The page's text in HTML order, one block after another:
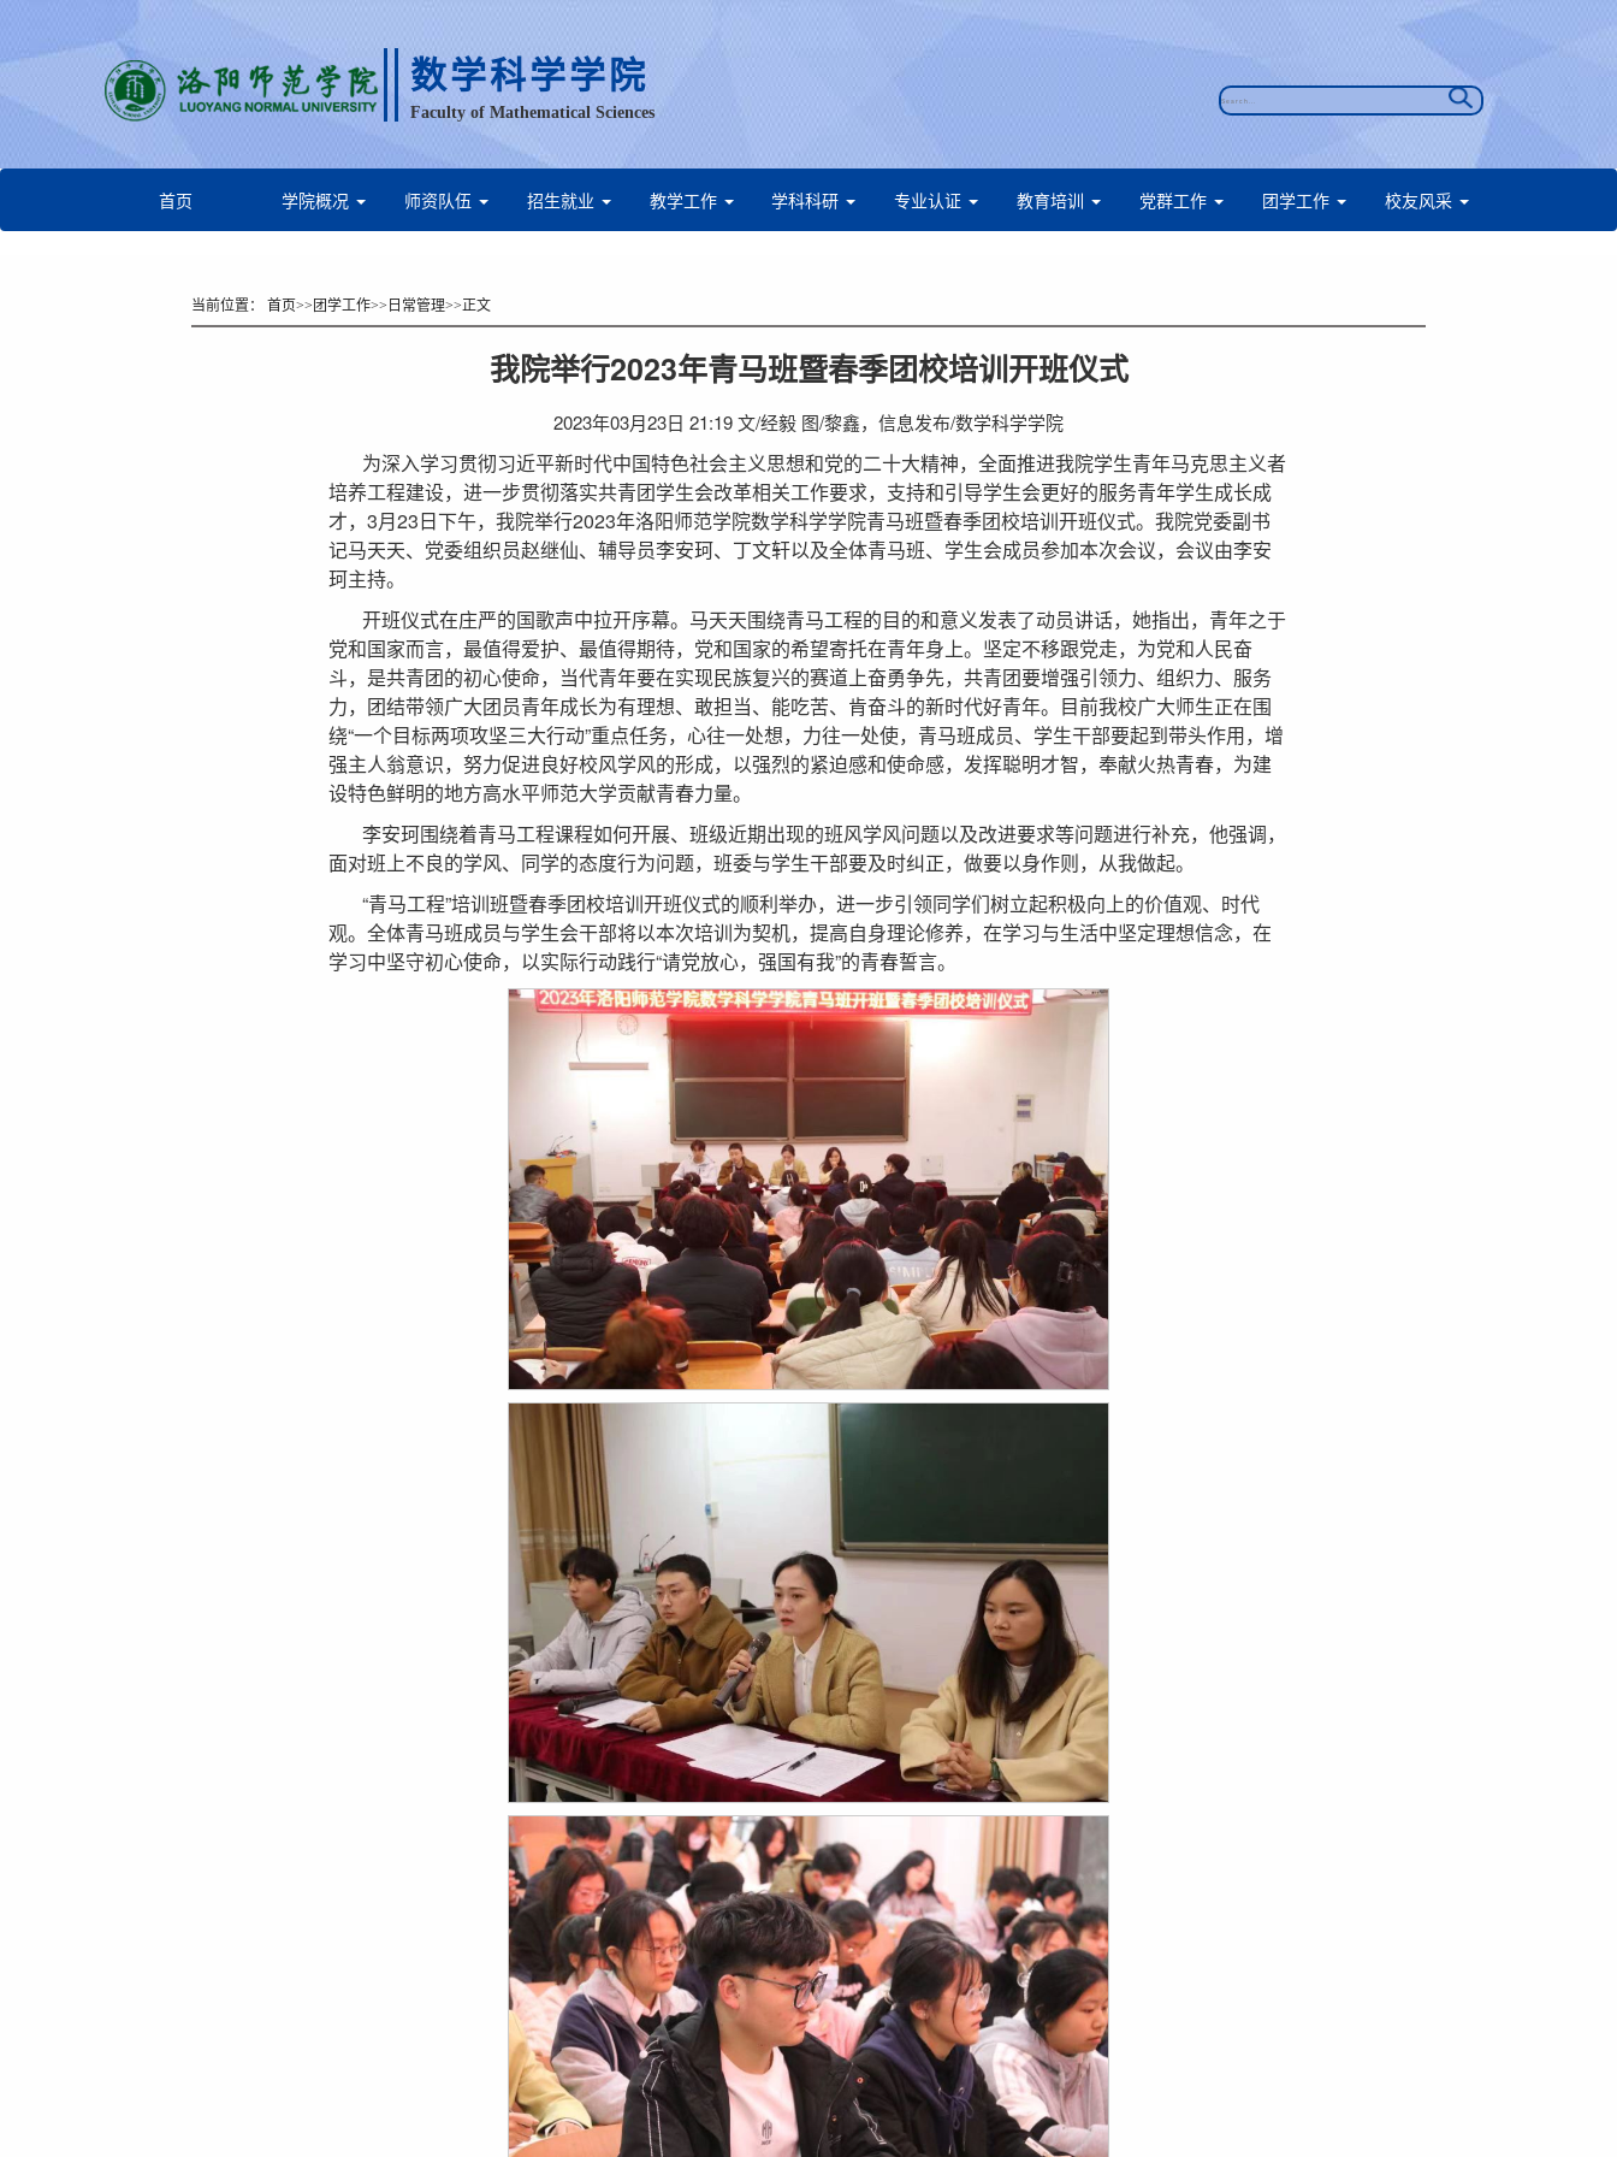
数学科学学院
Faculty of Mathematical Sciences
首页 学院概况 师资队伍 招生就业 教学工作 学科科研 专业认证 教育培训 党群工作 团学工作 校友风采
当前位置： 首页>> 团学工作>> 日常管理>>正文
我院举行2023年青马班暨春季团校培训开班仪式
2023年03月23日 21:19 文/经毅 图/黎鑫，信息发布/数学科学学院
为深入学习贯彻习近平新时代中国特色社会主义思想和党的二十大精神，全面推进我院学生青年马克思主义者
培养工程建设，进一步贯彻落实共青团学生会改革相关工作要求，支持和引导学生会更好的服务青年学生成长成
才，3月23日下午，我院举行2023年洛阳师范学院数学科学学院青马班暨春季团校培训开班仪式。我院党委副书
记马天天、党委组织员赵继仙、辅导员李安珂、丁文轩以及全体青马班、学生会成员参加本次会议，会议由李安
珂主持。
开班仪式在庄严的国歌声中拉开序幕。马天天围绕青马工程的目的和意义发表了动员讲话，她指出，青年之于
党和国家而言，最值得爱护、最值得期待，党和国家的希望寄托在青年身上。坚定不移跟党走，为党和人民奋
斗，是共青团的初心使命，当代青年要在实现民族复兴的赛道上奋勇争先，共青团要增强引领力、组织力、服务
力，团结带领广大团员青年成长为有理想、敢担当、能吃苦、肯奋斗的新时代好青年。目前我校广大师生正在围
绕“一个目标两项攻坚三大行动”重点任务，心往一处想，力往一处使，青马班成员、学生干部要起到带头作用，增
强主人翁意识，努力促进良好校风学风的形成，以强烈的紧迫感和使命感，发挥聪明才智，奉献火热青春，为建
设特色鲜明的地方高水平师范大学贡献青春力量。
李安珂围绕着青马工程课程如何开展、班级近期出现的班风学风问题以及改进要求等问题进行补充，他强调，
面对班上不良的学风、同学的态度行为问题，班委与学生干部要及时纠正，做要以身作则，从我做起。
“青马工程”培训班暨春季团校培训开班仪式的顺利举办，进一步引领同学们树立起积极向上的价值观、时代
观。全体青马班成员与学生会干部将以本次培训为契机，提高自身理论修养，在学习与生活中坚定理想信念，在
学习中坚守初心使命，以实际行动践行“请党放心，强国有我”的青春誓言。